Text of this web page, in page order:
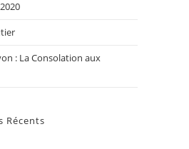
: La Consolation aux
Récents